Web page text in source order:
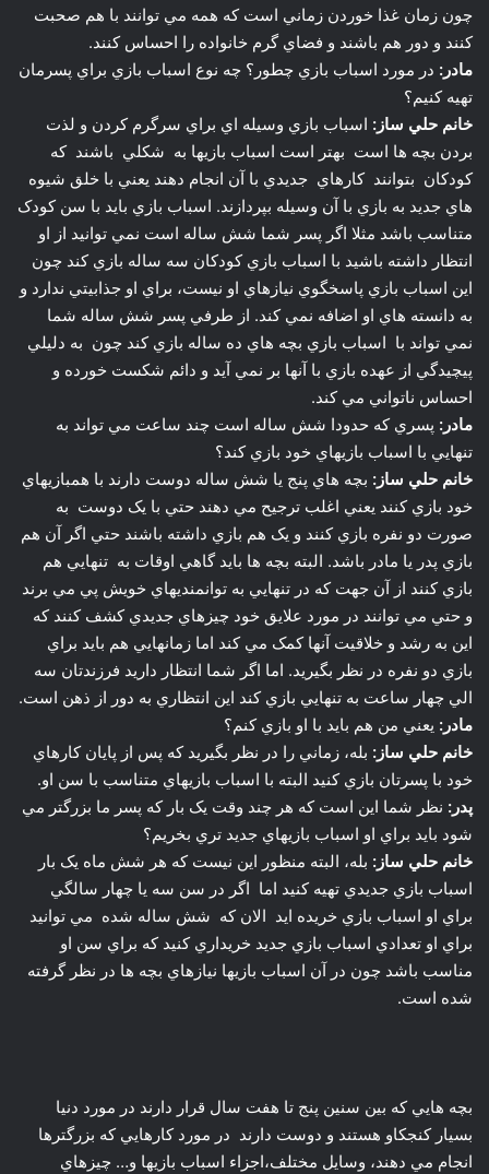
چون زمان غذا خوردن زماني است که همه مي توانند با هم صحبت
کنند و دور هم باشند و فضاي گرم خانواده را احساس کنند.
مادر: در مورد اسباب بازي چطور؟ چه نوع اسباب بازي براي پسرمان
تهيه کنيم؟
خانم حلي ساز: اسباب بازي وسيله اي براي سرگرم کردن و لذت
بردن بچه ها است بهتر است اسباب بازيها به شکلي باشند که
کودکان بتوانند کارهاي جديدي با آن انجام دهند يعني با خلق شيوه
هاي جديد به بازي با آن وسيله بپردازند. اسباب بازي بايد با سن کودک
متناسب باشد مثلا اگر پسر شما شش ساله است نمي توانيد از او
انتظار داشته باشيد با اسباب بازي کودکان سه ساله بازي کند چون
اين اسباب بازي پاسخگوي نيازهاي او نيست، براي او جذابيتي ندارد و
به دانسته هاي او اضافه نمي کند. از طرفي پسر شش ساله شما
نمي تواند با اسباب بازي بچه هاي ده ساله بازي کند چون به دليلي
پيچيدگي از عهده بازي با آنها بر نمي آيد و دائم شکست خورده و
احساس ناتواني مي کند.
مادر: پسري که حدودا شش ساله است چند ساعت مي تواند به
تنهايي با اسباب بازيهاي خود بازي کند؟
خانم حلي ساز: بچه هاي پنج يا شش ساله دوست دارند با همبازيهاي
خود بازي کنند يعني اغلب ترجيح مي دهند حتي با يک دوست به
صورت دو نفره بازي کنند و يک هم بازي داشته باشند حتي اگر آن هم
بازي پدر يا مادر باشد. البته بچه ها بايد گاهي اوقات به تنهايي هم
بازي کنند از آن جهت که در تنهايي به توانمنديهاي خويش پي مي برند
و حتي مي توانند در مورد علايق خود چيزهاي جديدي کشف کنند که
اين به رشد و خلاقيت آنها کمک مي کند اما زمانهايي هم بايد براي
بازي دو نفره در نظر بگيريد. اما اگر شما انتظار داريد فرزندتان سه
الي چهار ساعت به تنهايي بازي کند اين انتظاري به دور از ذهن است.
مادر: يعني من هم بايد با او بازي کنم؟
خانم حلي ساز: بله، زماني را در نظر بگيريد که پس از پايان کارهاي
خود با پسرتان بازي کنيد البته با اسباب بازيهاي متناسب با سن او.
پدر: نظر شما اين است که هر چند وقت يک بار که پسر ما بزرگتر مي
شود بايد براي او اسباب بازيهاي جديد تري بخريم؟
خانم حلي ساز: بله، البته منظور اين نيست که هر شش ماه يک بار
اسباب بازي جديدي تهيه کنيد اما اگر در سن سه يا چهار سالگي
براي او اسباب بازي خريده ايد الان که شش ساله شده مي توانيد
براي او تعدادي اسباب بازي جديد خريداري کنيد که براي سن او
مناسب باشد چون در آن اسباب بازيها نيازهاي بچه ها در نظر گرفته
شده است.
بچه هايي که بين سنين پنج تا هفت سال قرار دارند در مورد دنيا
بسيار کنجکاو هستند و دوست دارند در مورد کارهايي که بزرگترها
انجام مي دهند، وسايل مختلف،اجزاء اسباب بازيها و… چيزهاي